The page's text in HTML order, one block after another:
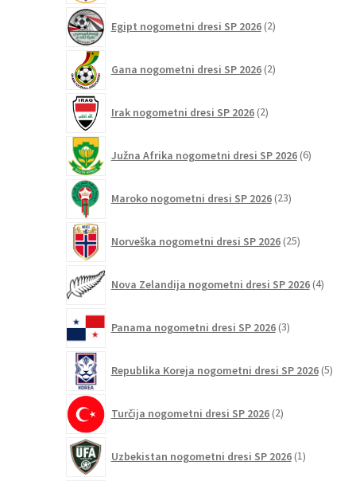
Egipt nogometni dresi SP 2026 2izdelka
Gana nogometni dresi SP 2026 2izdelka
Irak nogometni dresi SP 2026 2izdelka
Južna Afrika nogometni dresi SP 2026 6izdelkov
Maroko nogometni dresi SP 2026 23izdelkov
Norveška nogometni dresi SP 2026 25izdelkov
Nova Zelandija nogometni dresi SP 2026 4izdelki
Panama nogometni dresi SP 2026 3izdelki
Republika Koreja nogometni dresi SP 2026 5
Turčija nogometni dresi SP 2026 2izdelka
Uzbekistan nogometni dresi SP 2026 1izdelek